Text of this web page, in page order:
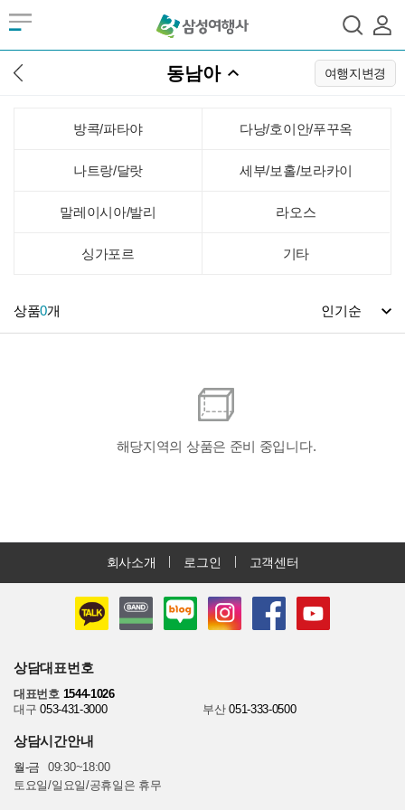
동남아 여행지변경
방콕/파타야 다낭/호이안/푸꾸옥
나트랑/달랏 세부/보홀/보라카이
말레이시아/발리 라오스
싱가포르 기타
상품0개
해당지역의 상품은 준비 중입니다.
회사소개 로그인 고객센터
상담대표번호
대표번호 1544-1026
대구 053-431-3000 부산 051-333-0500
상담시간안내
월-금
09:30~18:00
토요일/일요일/공휴일은 휴무